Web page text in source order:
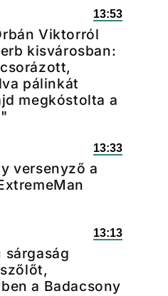
13:53
Viktorról
kisvárosban:
pálinkát
megkóstolta a
13:33
versenyző a
13:13
sárgaság
a Badacsony